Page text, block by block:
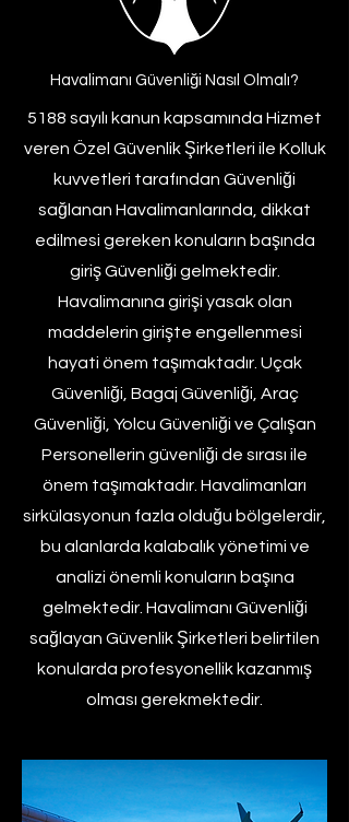
Havalimanı Güvenliği Nasıl Olmalı?
5188 sayılı kanun kapsamında Hizmet
veren Özel Güvenlik Şirketleri ile Kolluk
kuvvetleri tarafından Güvenliği
sağlanan Havalimanlarında, dikkat
edilmesi gereken konuların başında
giriş Güvenliği gelmektedir.
Havalimanına girişi yasak olan
maddelerin girişte engellenmesi
hayati önem taşımaktadır. Uçak
Güvenliği, Bagaj Güvenliği, Araç
Güvenliği, Yolcu Güvenliği ve Çalışan
Personellerin güvenliği de sırası ile
önem taşımaktadır. Havalimanları
sirkülasyonun fazla olduğu bölgelerdir,
bu alanlarda kalabalık yönetimi ve
analizi önemli konuların başına
gelmektedir. Havalimanı Güvenliği
sağlayan Güvenlik Şirketleri belirtilen
konularda profesyonellik kazanmış
olması gerekmektedir.